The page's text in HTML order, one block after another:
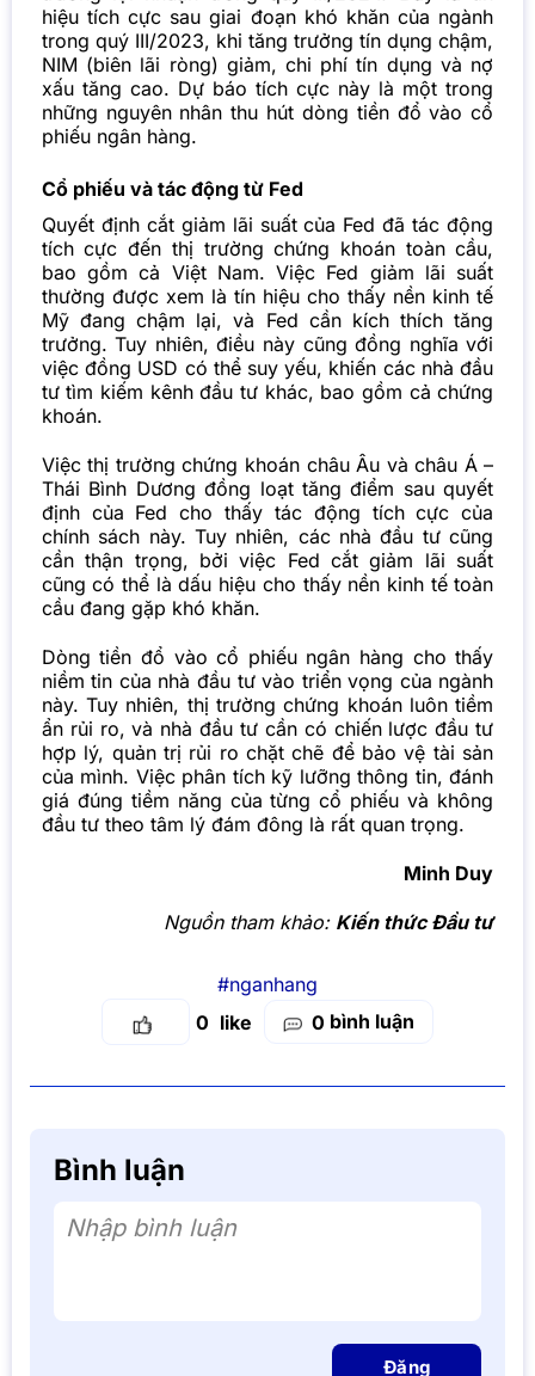
hiệu tích cực sau giai đoạn khó khăn của ngành
trong quý III/2023, khi tăng trưởng tín dụng chậm,
NIM (biên lãi ròng) giảm, chi phí tín dụng và nợ
xấu tăng cao. Dự báo tích cực này là một trong
những nguyên nhân thu hút dòng tiền đổ vào cổ
phiếu ngân hàng.
Cổ phiếu và tác động từ Fed
Quyết định cắt giảm lãi suất của Fed đã tác động
tích cực đến thị trường chứng khoán toàn cầu,
bao gồm cả Việt Nam. Việc Fed giảm lãi suất
thường được xem là tín hiệu cho thấy nền kinh tế
Mỹ đang chậm lại, và Fed cần kích thích tăng
trưởng. Tuy nhiên, điều này cũng đồng nghĩa với
việc đồng USD có thể suy yếu, khiến các nhà đầu
tư tìm kiếm kênh đầu tư khác, bao gồm cả chứng
khoán.
Việc thị trường chứng khoán châu Âu và châu Á –
Thái Bình Dương đồng loạt tăng điểm sau quyết
định của Fed cho thấy tác động tích cực của
chính sách này. Tuy nhiên, các nhà đầu tư cũng
cần thận trọng, bởi việc Fed cắt giảm lãi suất
cũng có thể là dấu hiệu cho thấy nền kinh tế toàn
cầu đang gặp khó khăn.
Dòng tiền đổ vào cổ phiếu ngân hàng cho thấy
niềm tin của nhà đầu tư vào triển vọng của ngành
này. Tuy nhiên, thị trường chứng khoán luôn tiềm
ẩn rủi ro, và nhà đầu tư cần có chiến lược đầu tư
hợp lý, quản trị rủi ro chặt chẽ để bảo vệ tài sản
của mình. Việc phân tích kỹ lưỡng thông tin, đánh
giá đúng tiềm năng của từng cổ phiếu và không
đầu tư theo tâm lý đám đông là rất quan trọng.
Minh Duy
Nguồn tham khảo: Kiến thức Đầu tư
#nganhang
0
0 bình luận
Bình luận
Nhập bình luận
Đăng